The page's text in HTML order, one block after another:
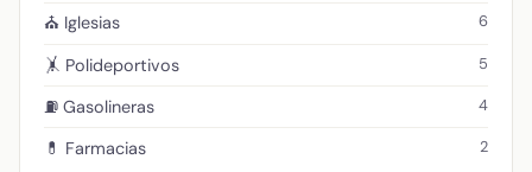
⛪ Iglesias 6
🤸 Polideportivos 5
⛽ Gasolineras 4
💊 Farmacias 2